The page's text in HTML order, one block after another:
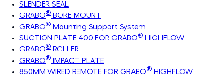
SLENDER SEAL
GRABO® BORE MOUNT
GRABO® Mounting Support System
SUCTION PLATE 400 FOR GRABO® HIGHFLOW
GRABO® ROLLER
GRABO® IMPACT PLATE
850MM WIRED REMOTE FOR GRABO® HIGHFLOW